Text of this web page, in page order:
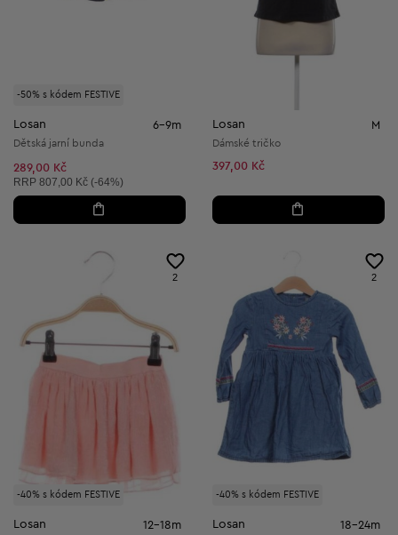
-50% s kódem FESTIVE
Losan 6-9m
Dětská jarní bunda
289,00 Kč
Doporučená cena:
RRP 807,00 Kč (-64%)
Losan M
Dámské tričko
397,00 Kč
-40% s kódem FESTIVE
2
Losan 12-18m
-40% s kódem FESTIVE
2
Losan 18-24m